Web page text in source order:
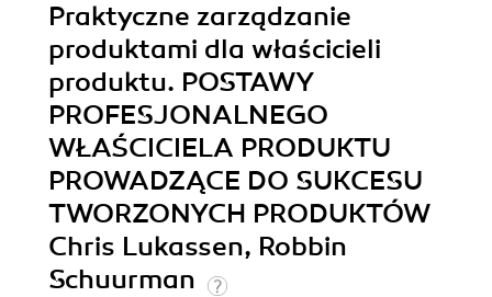
Praktyczne zarządzanie
produktami dla właścicieli
produktu. POSTAWY
PROFESJONALNEGO
WŁAŚCICIELA PRODUKTU
PROWADZĄCE DO SUKCESU
TWORZONYCH PRODUKTÓW
Chris Lukassen, Robbin
Schuurman